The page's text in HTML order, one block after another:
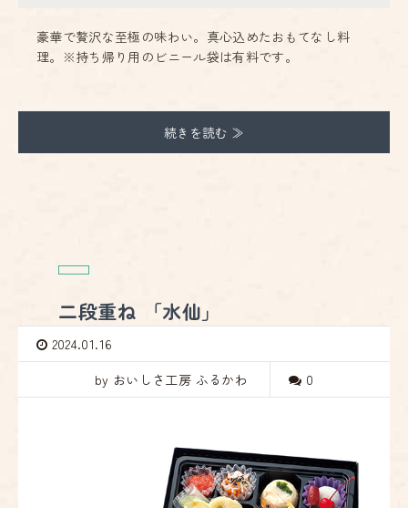
豪華で贅沢な至極の味わい。真心込めたおもてなし料
理。※持ち帰り用のビニール袋は有料です。
続きを読む ≫
二段重ね 「水仙」
2024.01.16
by おいしさ工房 ふるかわ
0